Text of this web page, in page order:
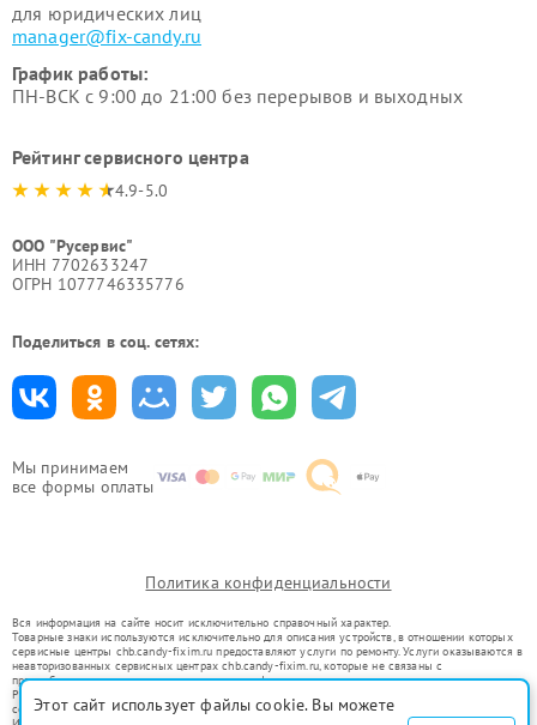
Мы принимаем
все формы оплаты
для юридических лиц
manager@fix-candy.ru
График работы:
ПН-ВСК с 9:00 до 21:00 без перерывов и выходных
Рейтинг сервисного центра
4.9-5.0
ООО "Русервис"
ИНН 7702633247
ОГРН 1077746335776
Поделиться в соц. сетях:
Политика конфиденциальности
Вся информация на сайте носит исключительно справочный характер.
Товарные знаки используются исключительно для описания устройств, в отношении которых
сервисные центры chb.candy-fixim.ru предоставляют услуги по ремонту. Услуги оказываются в
неавторизованных сервисных центрах chb.candy-fixim.ru, которые не связаны с
правообладателями товарных знаков или их официальными представителями.
Ремонт осуществляется для устройств, уже введенных в гражданский оборот в соответствии
со статьей 1487 ГК РФ.
Этот сайт использует файлы cookie. Вы можете